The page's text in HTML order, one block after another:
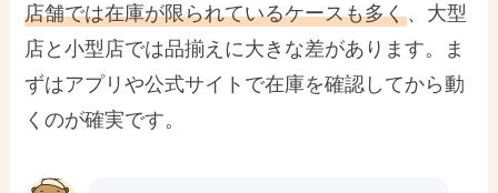
店舗では在庫が限られているケースも多く、大型
店と小型店では品揃えに大きな差があります。ま
ずはアプリや公式サイトで在庫を確認してから動
くのが確実です。